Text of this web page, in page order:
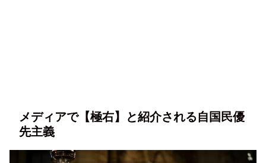
メディアで【極右】と紹介される自国民優
先主義